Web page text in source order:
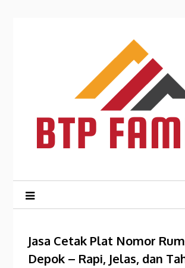
Jasa Cetak Plat Nomor
Depok – Rapi, Jelas, dan